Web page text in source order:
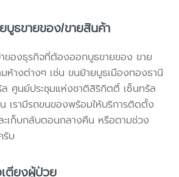
บูธขายของ/ขายสินค้า
าของธุรกิจที่ต้องออกบูธขายของ ขาย
ห้างต่างๆ เช่น ขนย้ายบูธเมืองทองธานี
ล ศูนย์ประชุมแห่งชาติสิริกิตติ์ เซ็นทรัล
เรามีรถขนของพร้อมให้บริการติดตั้ง
ะเก็บกลับตอนกลางคืน หรือตามช่วง
รับ
ตียงผู้ป่วย